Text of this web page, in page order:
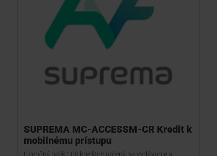
SUPREMA MC-ACCESSM-CR Kredit k
mobilnému prístupu
Licenčný balík 100 kreditov určený na vydávanie a